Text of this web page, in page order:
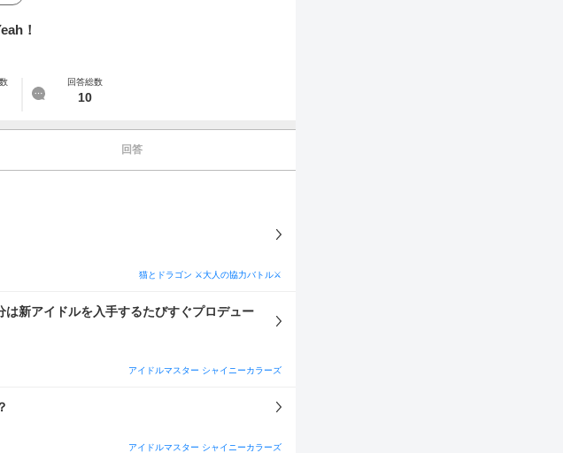
！
回答総数
10
回答
猫とドラゴン ⚔大人の協力バトル⚔
新アイドルを入手するたびすぐプロデュー
アイドルマスター シャイニーカラーズ
アイドルマスター シャイニーカラーズ